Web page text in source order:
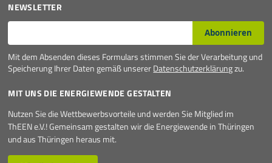
NEWSLETTER
E-Mail* Abonnieren
Mit dem Absenden dieses Formulars stimmen Sie der Verarbeitung und
Speicherung Ihrer Daten gemäß unsererDatenschutzerklärungzu.
MIT UNS DIE ENERGIEWENDE GESTALTEN
Nutzen Sie die Wettbewerbsvorteile und werden Sie Mitglied im
ThEEN e.V.! Gemeinsam gestalten wir die Energiewende in Thüringen
und aus Thüringen heraus mit.